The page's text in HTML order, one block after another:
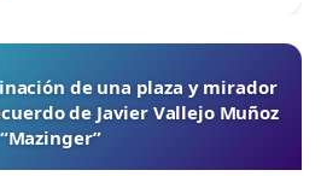
de una plaza y mirador
de Javier Vallejo Muñoz
“Mazinger”